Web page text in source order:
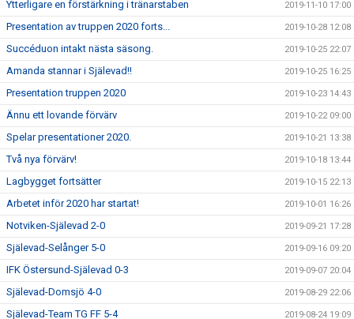
Ytterligare en förstärkning i tränarstaben 2019-11-10 17:00
Presentation av truppen 2020 forts... 2019-10-28 12:08
Succéduon intakt nästa säsong. 2019-10-25 22:07
Amanda stannar i Själevad!! 2019-10-25 16:25
Presentation truppen 2020 2019-10-23 14:43
Ännu ett lovande förvärv 2019-10-22 09:00
Spelar presentationer 2020. 2019-10-21 13:38
Två nya förvärv! 2019-10-18 13:44
Lagbygget fortsätter 2019-10-15 22:13
Arbetet inför 2020 har startat! 2019-10-01 16:26
Notviken-Själevad 2-0 2019-09-21 17:28
Själevad-Selånger 5-0 2019-09-16 09:20
IFK Östersund-Själevad 0-3 2019-09-07 20:04
Själevad-Domsjö 4-0 2019-08-29 22:06
Själevad-Team TG FF 5-4 2019-08-24 19:09